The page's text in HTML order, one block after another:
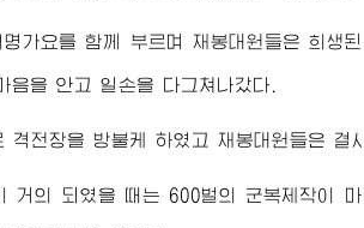
명가요를 함께 부르며 재봉대원들은 희생
음을 안고 일손을 다그쳐나갔다.
격전장을 방불케 하였고 재봉대원들은 결
거의 되였을 때는 600벌의 군복제작이